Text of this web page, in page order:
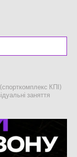
КПІ)
заняття